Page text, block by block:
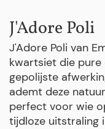
J'Adore Poli
J'Adore Poli van
kwartsiet die
gepolijste
ademt deze
perfect voor wie
tijdloze uitstraling